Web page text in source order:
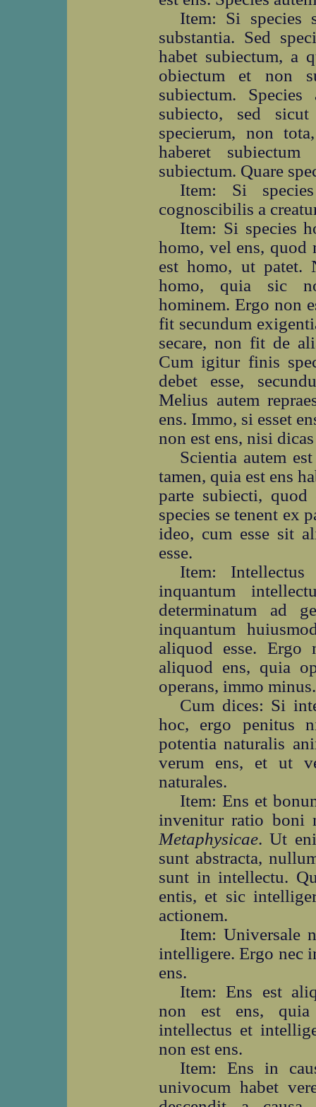
Item: Si species
substantia. Sed
habet subiectum, a
obiectum et non
subiectum.
subiecto, sed
specierum, non
haberet
subiectum. Quare
Item: Si
cognoscibilis a
Item: Si species
homo, vel ens, quod
est homo, ut patet.
homo, quia sic
hominem. Ergo non
fit secundum
secare, non fit de
Cum igitur finis
debet esse,
Melius autem
ens. Immo, si esset
non est ens, nisi
Scientia autem
tamen, quia est ens
parte subiecti,
species se tenent ex
ideo, cum esse sit
esse.
Item:
inquantum
determinatum ad
inquantum
aliquod esse.
aliquod ens, quia
operans, immo minus.
Cum dices: Si
hoc, ergo penitus
potentia naturalis
verum ens, et ut
naturales.
Item: Ens et
invenitur ratio boni
Metaphysicae. Ut
sunt abstracta,
sunt in intellectu.
entis, et sic
actionem.
Item: Universale
intelligere. Ergo nec
ens.
Item: Ens est
non est ens, quia
intellectus et
non est ens.
Item: Ens in
univocum habet